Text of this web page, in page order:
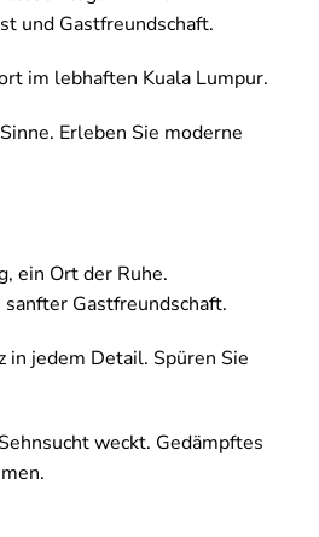
und Gastfreundschaft.
im lebhaften Kuala Lumpur.
Erleben Sie moderne
ein Ort der Ruhe.
Gastfreundschaft.
in jedem Detail. Spüren Sie
weckt. Gedämpftes